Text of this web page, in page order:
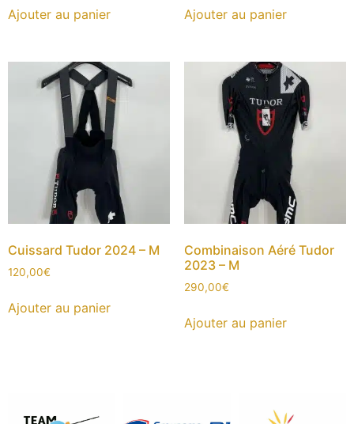
Ajouter au panier Ajouter au panier
Cuissard Tudor 2024 – M
120,00€
Ajouter au panier
Combinaison Aéré Tudor
2023 – M
290,00€
Ajouter au panier